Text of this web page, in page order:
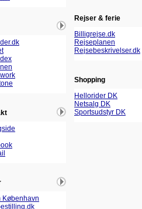
København
Rejser & ferie
Billigrejse.dk
Rejseplanen
Rejsebeskrivelser.dk
Shopping
Hellorider DK
Netsalg DK
Sportsudstyr DK